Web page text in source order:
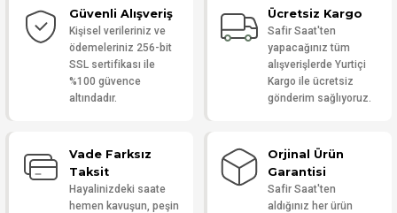
Yorum Yaz
Güvenli Alışveriş
Kişisel verileriniz ve
ödemeleriniz 256-bit
SSL sertifikası ile
%100 güvence
altındadır.
Ücretsiz Kargo
Safir Saat'ten
yapacağınız tüm
alışverişlerde Yurtiçi
Kargo ile ücretsiz
gönderim sağlıyoruz.
Vade Farksız
Taksit
Hayalinizdeki saate
hemen kavuşun, peşin
Orjinal Ürün
Garantisi
Safir Saat'ten
aldığınız her ürün